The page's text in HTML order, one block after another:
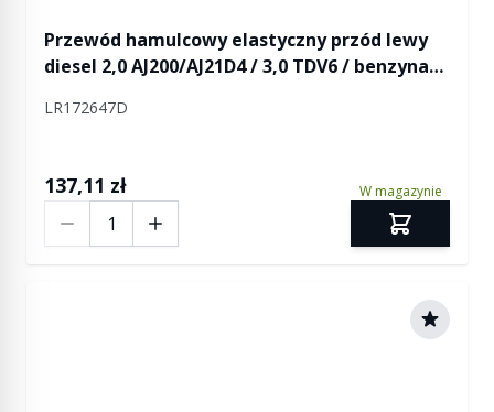
Przewód hamulcowy elastyczny przód lewy
diesel 2,0 AJ200/AJ21D4 / 3,0 TDV6 / benzyna
LR172647D
137,11 zł W magazynie